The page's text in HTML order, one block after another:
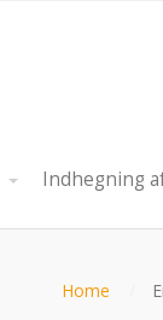
Indhegning
Home